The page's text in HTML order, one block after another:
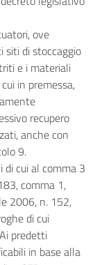
ove
siti di stoccaggio
e i materiali
in premessa,
recupero
anche con
9.
cui al comma 3
comma 1,
2006, n. 152,
di cui
predetti
in base alla